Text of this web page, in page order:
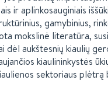
ir aplinkosauginiais
gamybinius,
mokslinė literatūra,
aukštesnių kiaulių
kiaulininkystės
sektoriaus